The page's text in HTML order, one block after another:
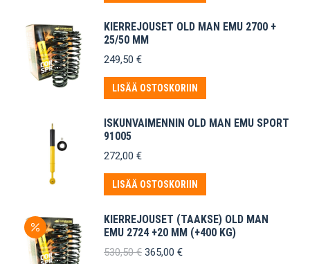
KIERREJOUSET OLD MAN EMU 2700 +
25/50 MM
249,50 €
LISÄÄ OSTOSKORIIN
ISKUNVAIMENNIN OLD MAN EMU SPORT
91005
272,00 €
LISÄÄ OSTOSKORIIN
KIERREJOUSET (TAAKSE) OLD MAN
EMU 2724 +20 MM (+400 KG)
530,50€ Alkuperäinen
365,00 €Nykyinen